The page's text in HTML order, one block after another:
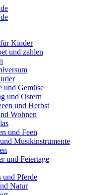
Kinder
und zahlen
und Gemüse
und Ostern
und Herbst
Wohnen
und Feen
Musikinstrumente
und Feiertage
und Pferde
Natur